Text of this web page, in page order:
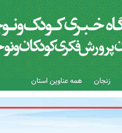
زنجان همه عناوین استان